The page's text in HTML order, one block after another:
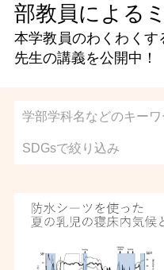
部教員による
本学教員のわくわく
先生の講義を公開中！
SDGsで絞り込み